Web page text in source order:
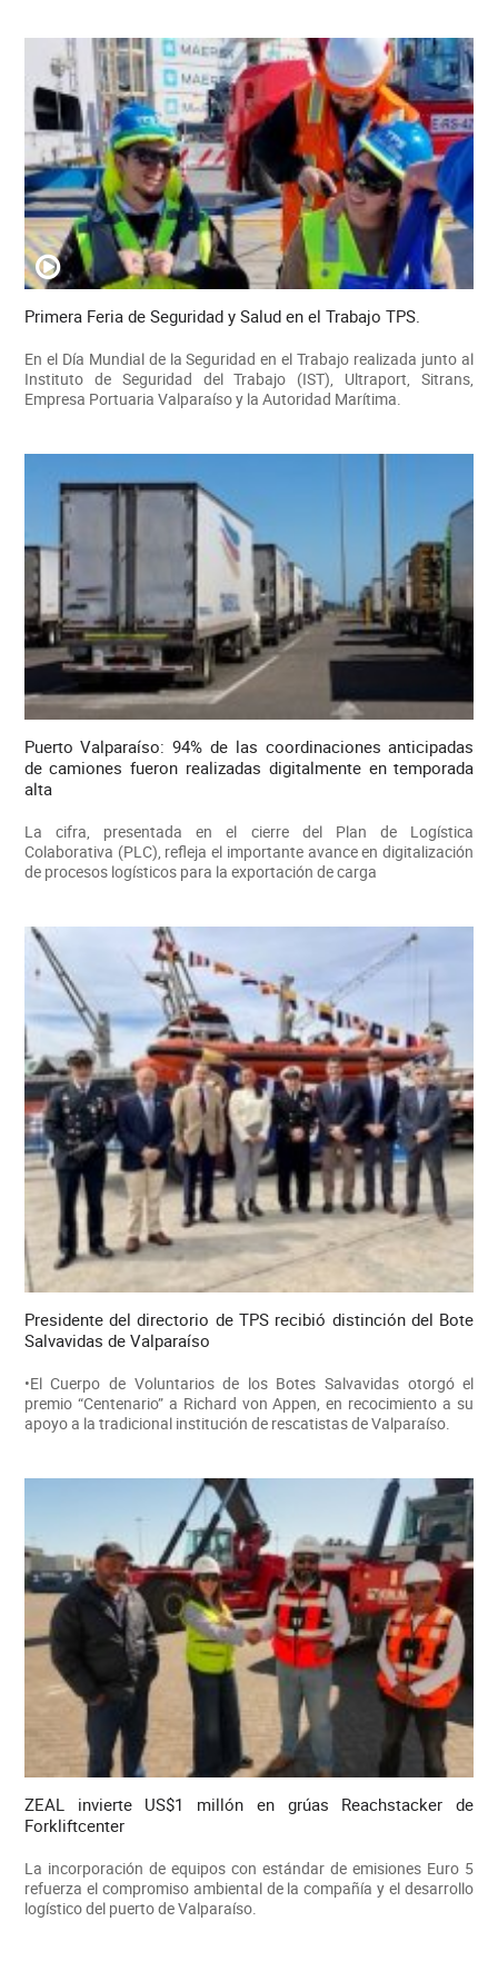
Primera Feria de Seguridad y Salud en el Trabajo TPS.
En el Día Mundial de la Seguridad en el Trabajo realizada junto al
Instituto de Seguridad del Trabajo (IST), Ultraport, Sitrans,
Empresa Portuaria Valparaíso y la Autoridad Marítima.
Puerto Valparaíso: 94% de las coordinaciones anticipadas
de camiones fueron realizadas digitalmente en temporada
alta
La cifra, presentada en el cierre del Plan de Logística
Colaborativa (PLC), refleja el importante avance en digitalización
de procesos logísticos para la exportación de carga
Presidente del directorio de TPS recibió distinción del Bote
Salvavidas de Valparaíso
•El Cuerpo de Voluntarios de los Botes Salvavidas otorgó el
premio “Centenario” a Richard von Appen, en recocimiento a su
apoyo a la tradicional institución de rescatistas de Valparaíso.
ZEAL invierte US$1 millón en grúas Reachstacker de
Forkliftcenter
La incorporación de equipos con estándar de emisiones Euro 5
refuerza el compromiso ambiental de la compañía y el desarrollo
logístico del puerto de Valparaíso.